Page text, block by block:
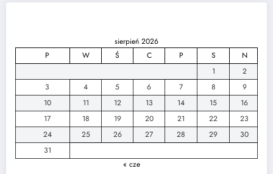
sierpień 2026
P
W Ś C P S
N
1
2
3
4 5 6 7 8
9
10
11 12 13 14 15
16
17
18 19 20 21 22
23
24
25 26 27 28 29
30
31
« cze